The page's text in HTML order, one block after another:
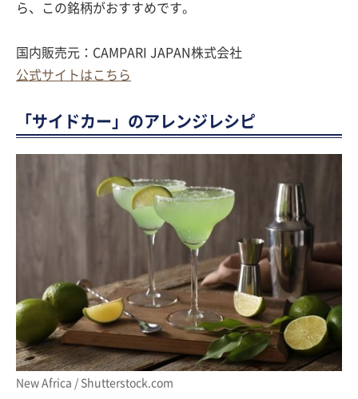
ら、この銘柄がおすすめです。
国内販売元：CAMPARI JAPAN株式会社
公式サイトはこちら
「サイドカー」のアレンジレシピ
New Africa / Shutterstock.com